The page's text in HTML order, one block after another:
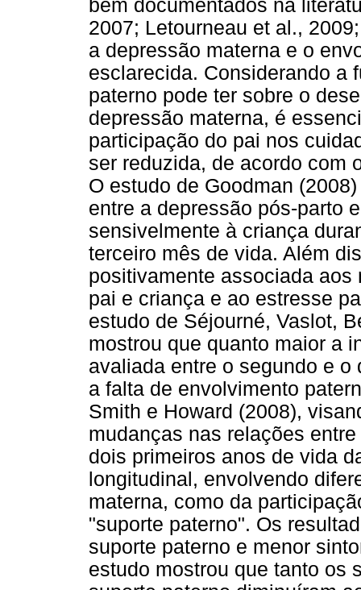
bem documentados na
2007; Letourneau et al.,
a depressão materna e o
esclarecida. Considerando a
paterno pode ter sobre o
depressão materna, é
participação do pai nos
ser reduzida, de acordo com
O estudo de Goodman
entre a depressão pós-parto
sensivelmente à criança
terceiro mês de vida. Além
positivamente associada
pai e criança e ao estresse
estudo de Séjourné, Vaslot,
mostrou que quanto maior a
avaliada entre o segundo e
a falta de envolvimento
Smith e Howard (2008),
mudanças nas relações
dois primeiros anos de vida
longitudinal, envolvendo
materna, como da
"suporte paterno". Os
suporte paterno e menor
estudo mostrou que tanto os